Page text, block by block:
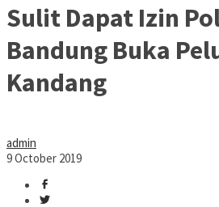
Sulit Dapat Izin
Bandung Buka
Kandang
admin
9 October 2019